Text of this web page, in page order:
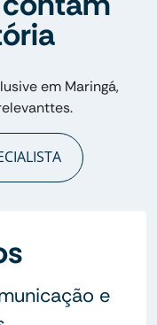
em Maringá,
e